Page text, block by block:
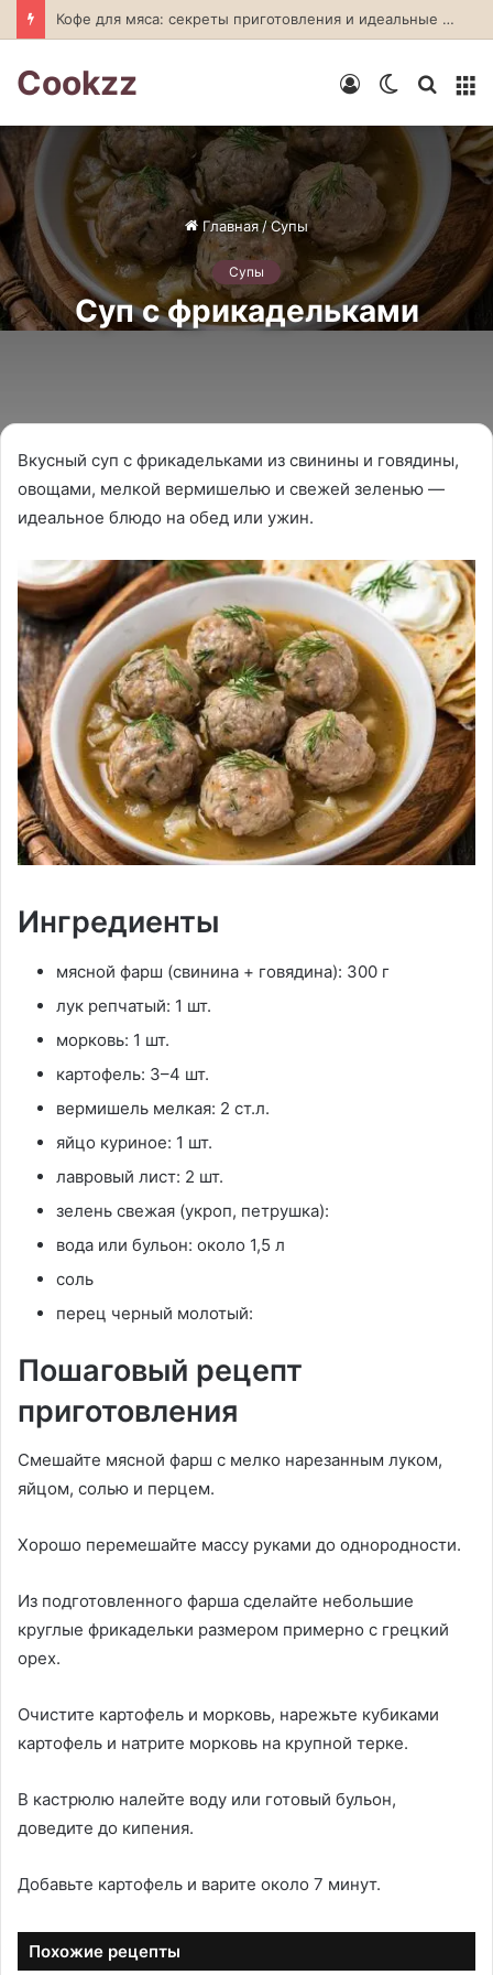
Кофе для мяса: секреты приготовления и идеальные сочетания
Cookzz
Switch
Войти
Главная/Супы
Супы
Суп с фрикадельками
Вкусный суп с фрикадельками из свинины и говядины,
овощами, мелкой вермишелью и свежей зеленью —
идеальное блюдо на обед или ужин.
Ингредиенты
мясной фарш (свинина + говядина): 300 г
лук репчатый: 1 шт.
морковь: 1 шт.
картофель: 3–4 шт.
вермишель мелкая: 2 ст.л.
яйцо куриное: 1 шт.
лавровый лист: 2 шт.
зелень свежая (укроп, петрушка):
вода или бульон: около 1,5 л
соль
перец черный молотый:
Пошаговый рецепт
приготовления
Смешайте мясной фарш с мелко нарезанным луком,
яйцом, солью и перцем.
Хорошо перемешайте массу руками до однородности.
Из подготовленного фарша сделайте небольшие
круглые фрикадельки размером примерно с грецкий
орех.
Очистите картофель и морковь, нарежьте кубиками
картофель и натрите морковь на крупной терке.
В кастрюлю налейте воду или готовый бульон,
доведите до кипения.
Добавьте картофель и варите около 7 минут.
Похожие рецепты